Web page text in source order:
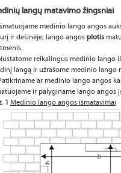
langų matavimo žingsniai
medinio lango angos
ir dešinėje; lango angosplotis
reikalingus medinio lango
langą ir užrašome medinio lango
ar medinio lango angos
ir palyginame lango angos
1 Medinio lango angos išmatavimai